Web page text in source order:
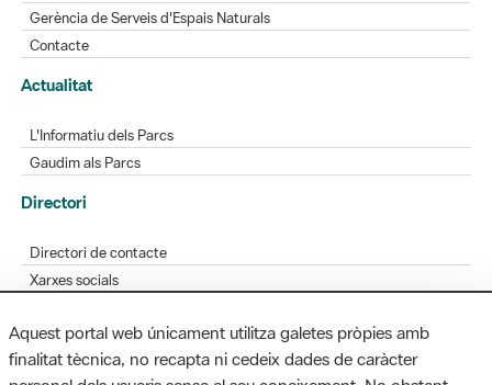
Gerència de Serveis d'Espais Naturals
Contacte
Actualitat
L'Informatiu dels Parcs
Gaudim als Parcs
Directori
Directori de contacte
Xarxes socials
Bústia de suggeriments
Opineu sobre els parcs
Aquest portal web únicament utilitza galetes pròpies amb
finalitat tècnica, no recapta ni cedeix dades de caràcter